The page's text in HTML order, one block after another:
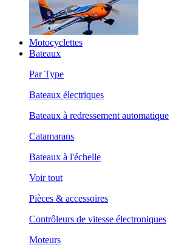
Motocyclettes
Bateaux
Par Type
Bateaux électriques
Bateaux à redressement automatique
Catamarans
Bateaux à l'échelle
Voir tout
Pièces & accessoires
Contrôleurs de vitesse électroniques
Moteurs